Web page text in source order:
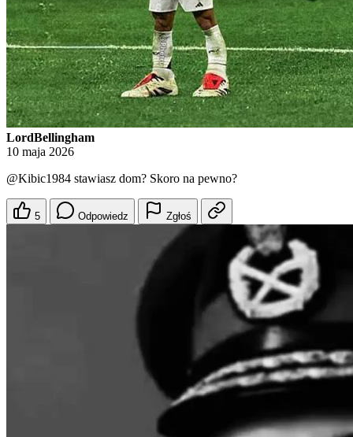
LordBellingham
10 maja 2026
@Kibic1984 stawiasz dom? Skoro na pewno?
5 Odpowiedz Zgłoś